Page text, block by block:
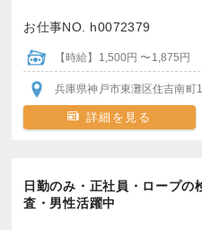
お仕事NO. h0072379
【時給】1,500円 〜1,875円
兵庫県神戸市東灘区住吉南町
詳細を見る
日勤のみ・正社員・ロープの
査・男性活躍中